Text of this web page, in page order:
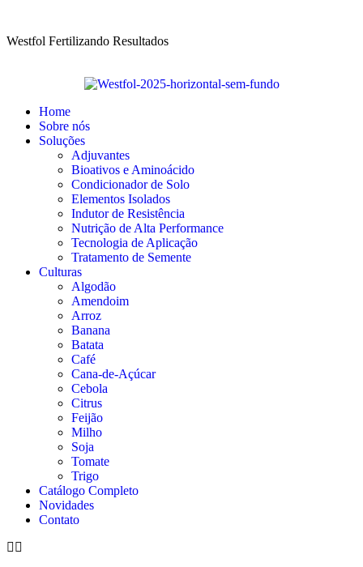
Westfol Fertilizando Resultados
Home
Sobre nós
Soluções
Adjuvantes
Bioativos e Aminoácido
Condicionador de Solo
Elementos Isolados
Indutor de Resistência
Nutrição de Alta Performance
Tecnologia de Aplicação
Tratamento de Semente
Culturas
Algodão
Amendoim
Arroz
Banana
Batata
Café
Cana-de-Açúcar
Cebola
Citrus
Feijão
Milho
Soja
Tomate
Trigo
Catálogo Completo
Novidades
Contato